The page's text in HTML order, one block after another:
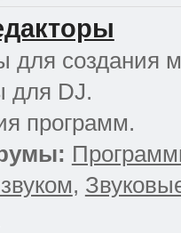
для создания
для DJ.
программ.
,